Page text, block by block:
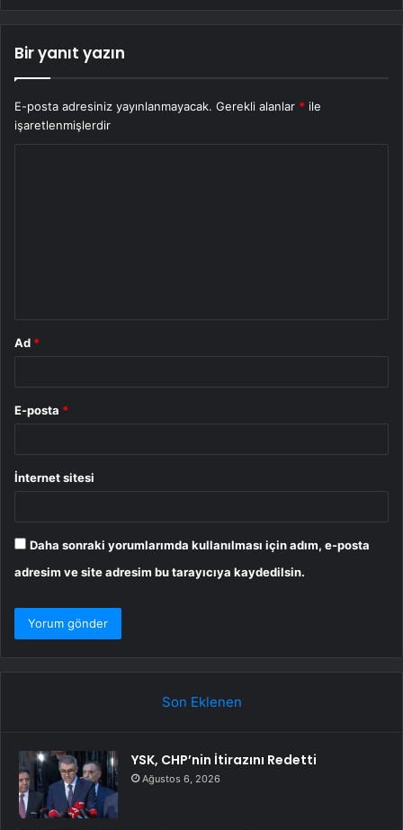
Bir yanıt yazın
E-posta adresiniz yayınlanmayacak. Gerekli alanlar * ile
işaretlenmişlerdir
Ad *
E-posta *
İnternet sitesi
Daha sonraki yorumlarımda kullanılması için adım, e-posta
adresim ve site adresim bu tarayıcıya kaydedilsin.
Son Eklenen
YSK, CHP’nin İtirazını Redetti
Ağustos 6, 2026